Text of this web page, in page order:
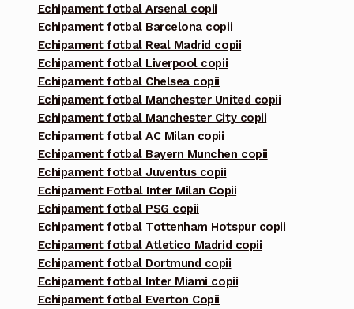
Echipament fotbal Arsenal copii
Echipament fotbal Barcelona copii
Echipament fotbal Real Madrid copii
Echipament fotbal Liverpool copii
Echipament fotbal Chelsea copii
Echipament fotbal Manchester United copii
Echipament fotbal Manchester City copii
Echipament fotbal AC Milan copii
Echipament fotbal Bayern Munchen copii
Echipament fotbal Juventus copii
Echipament Fotbal Inter Milan Copii
Echipament fotbal PSG copii
Echipament fotbal Tottenham Hotspur copii
Echipament fotbal Atletico Madrid copii
Echipament fotbal Dortmund copii
Echipament fotbal Inter Miami copii
Echipament fotbal Everton Copii